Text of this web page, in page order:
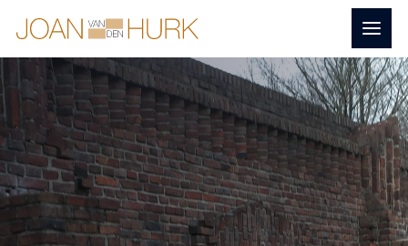
hoofdinhoud
Home
Menu